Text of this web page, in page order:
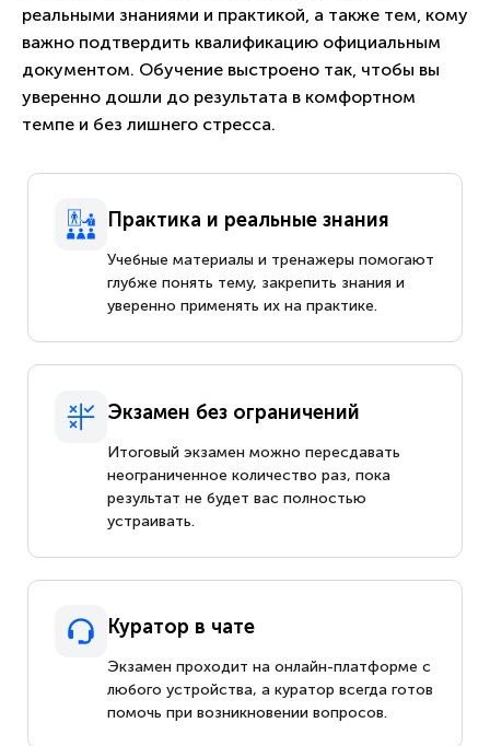
реальными знаниями и практикой, а также тем, кому
важно подтвердить квалификацию официальным
документом. Обучение выстроено так, чтобы вы
уверенно дошли до результата в комфортном
темпе и без лишнего стресса.
Практика и реальные знания
Учебные материалы и тренажеры помогают
глубже понять тему, закрепить знания и
уверенно применять их на практике.
Экзамен без ограничений
Итоговый экзамен можно пересдавать
неограниченное количество раз, пока
результат не будет вас полностью
устраивать.
Куратор в чате
Экзамен проходит на онлайн-платформе с
любого устройства, а куратор всегда готов
помочь при возникновении вопросов.